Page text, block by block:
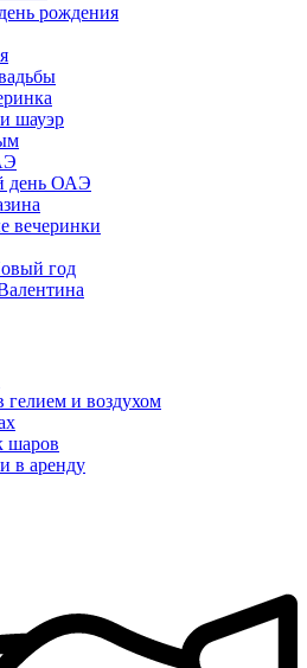
рождения
шауэр
день ОАЭ
вечеринки
год
гелием и воздухом
шаров
в аренду